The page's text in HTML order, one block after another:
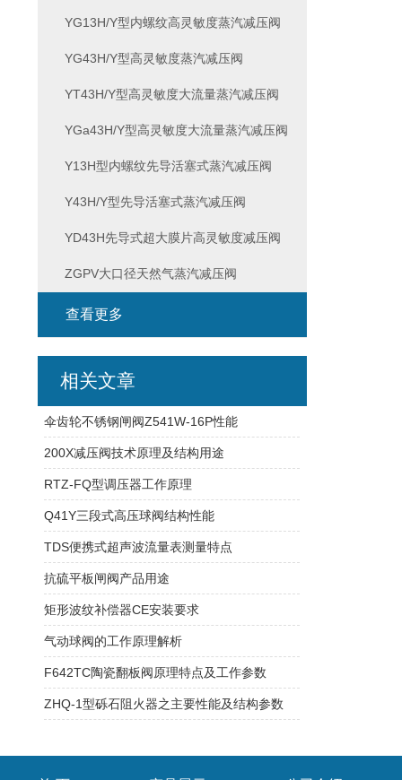
YG13H/Y型内螺纹高灵敏度蒸汽减压阀
YG43H/Y型高灵敏度蒸汽减压阀
YT43H/Y型高灵敏度大流量蒸汽减压阀
YGa43H/Y型高灵敏度大流量蒸汽减压阀
Y13H型内螺纹先导活塞式蒸汽减压阀
Y43H/Y型先导活塞式蒸汽减压阀
YD43H先导式超大膜片高灵敏度减压阀
ZGPV大口径天然气蒸汽减压阀
查看更多
相关文章
伞齿轮不锈钢闸阀Z541W-16P性能
200X减压阀技术原理及结构用途
RTZ-FQ型调压器工作原理
Q41Y三段式高压球阀结构性能
TDS便携式超声波流量表测量特点
抗硫平板闸阀产品用途
矩形波纹补偿器CE安装要求
气动球阀的工作原理解析
F642TC陶瓷翻板阀原理特点及工作参数
ZHQ-1型砾石阻火器之主要性能及结构参数